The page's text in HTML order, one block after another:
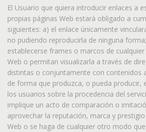
El Usuario que quiera introducir enlaces a
propias páginas Web estará obligado a
siguientes: a) el enlace únicamente
no pudiendo reproducirla de ninguna
establecerse frames o marcos de
Web o permitan visualizarla a través de
distintas o conjuntamente con contenidos
de forma que produzca, o pueda producir,
los usuarios sobre la procedencia del
implique un acto de comparación o
aprovechar la reputación, marca y
Web o se haga de cualquier otro modo